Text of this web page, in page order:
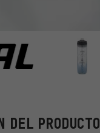
Zefal
DEL PRODUCTO